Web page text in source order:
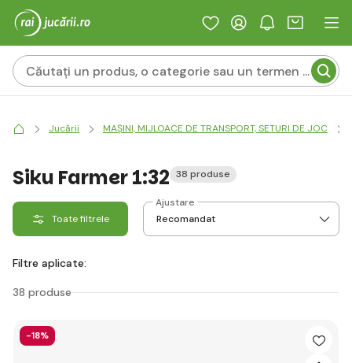
Jucării MAȘINI, MIJLOACE DE TRANSPORT, SETURI DE JOC
Siku Farmer 1:32 38 produse
Toate filtrele
Ajustare
Filtre aplicate:
38 produse
-18%